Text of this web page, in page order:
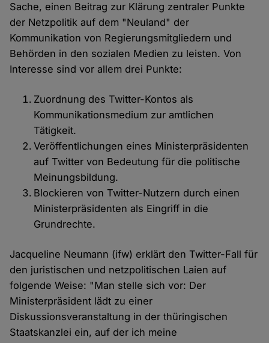
Sache, einen Beitrag zur Klärung zentraler Punkte
der Netzpolitik auf dem "Neuland" der
Kommunikation von Regierungsmitgliedern und
Behörden in den sozialen Medien zu leisten. Von
Interesse sind vor allem drei Punkte:
Zuordnung des Twitter-Kontos als
Kommunikationsmedium zur amtlichen
Tätigkeit.
Veröffentlichungen eines Ministerpräsidenten
auf Twitter von Bedeutung für die politische
Meinungsbildung.
Blockieren von Twitter-Nutzern durch einen
Ministerpräsidenten als Eingriff in die
Grundrechte.
Jacqueline Neumann (ifw) erklärt den Twitter-Fall für
den juristischen und netzpolitischen Laien auf
folgende Weise: "Man stelle sich vor: Der
Ministerpräsident lädt zu einer
Diskussionsveranstaltung in der thüringischen
Staatskanzlei ein, auf der ich meine